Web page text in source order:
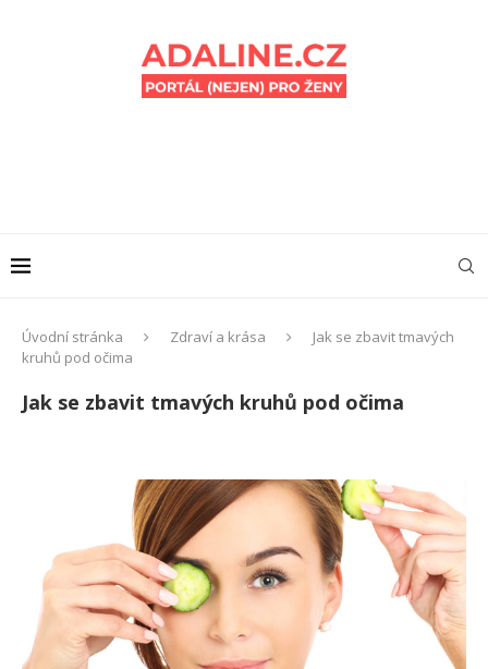
Úvodní stránka Zdraví a krása
Jak se zbavit tmavých
kruhů pod očima
Jak se zbavit tmavých kruhů pod očima